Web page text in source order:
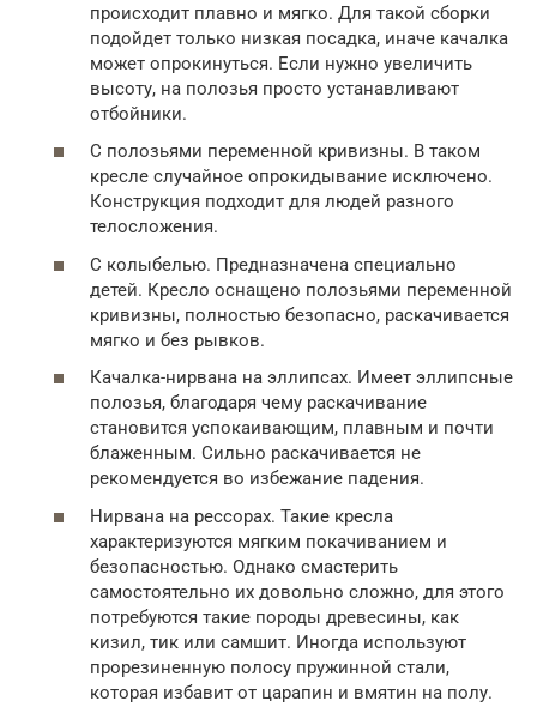
происходит плавно и мягко. Для такой сборки
подойдет только низкая посадка, иначе качалка
может опрокинуться. Если нужно увеличить
высоту, на полозья просто устанавливают
отбойники.
С полозьями переменной кривизны. В таком
кресле случайное опрокидывание исключено.
Конструкция подходит для людей разного
телосложения.
С колыбелью. Предназначена специально
детей. Кресло оснащено полозьями переменной
кривизны, полностью безопасно, раскачивается
мягко и без рывков.
Качалка-нирвана на эллипсах. Имеет эллипсные
полозья, благодаря чему раскачивание
становится успокаивающим, плавным и почти
блаженным. Сильно раскачивается не
рекомендуется во избежание падения.
Нирвана на рессорах. Такие кресла
характеризуются мягким покачиванием и
безопасностью. Однако смастерить
самостоятельно их довольно сложно, для этого
потребуются такие породы древесины, как
кизил, тик или самшит. Иногда используют
прорезиненную полосу пружинной стали,
которая избавит от царапин и вмятин на полу.